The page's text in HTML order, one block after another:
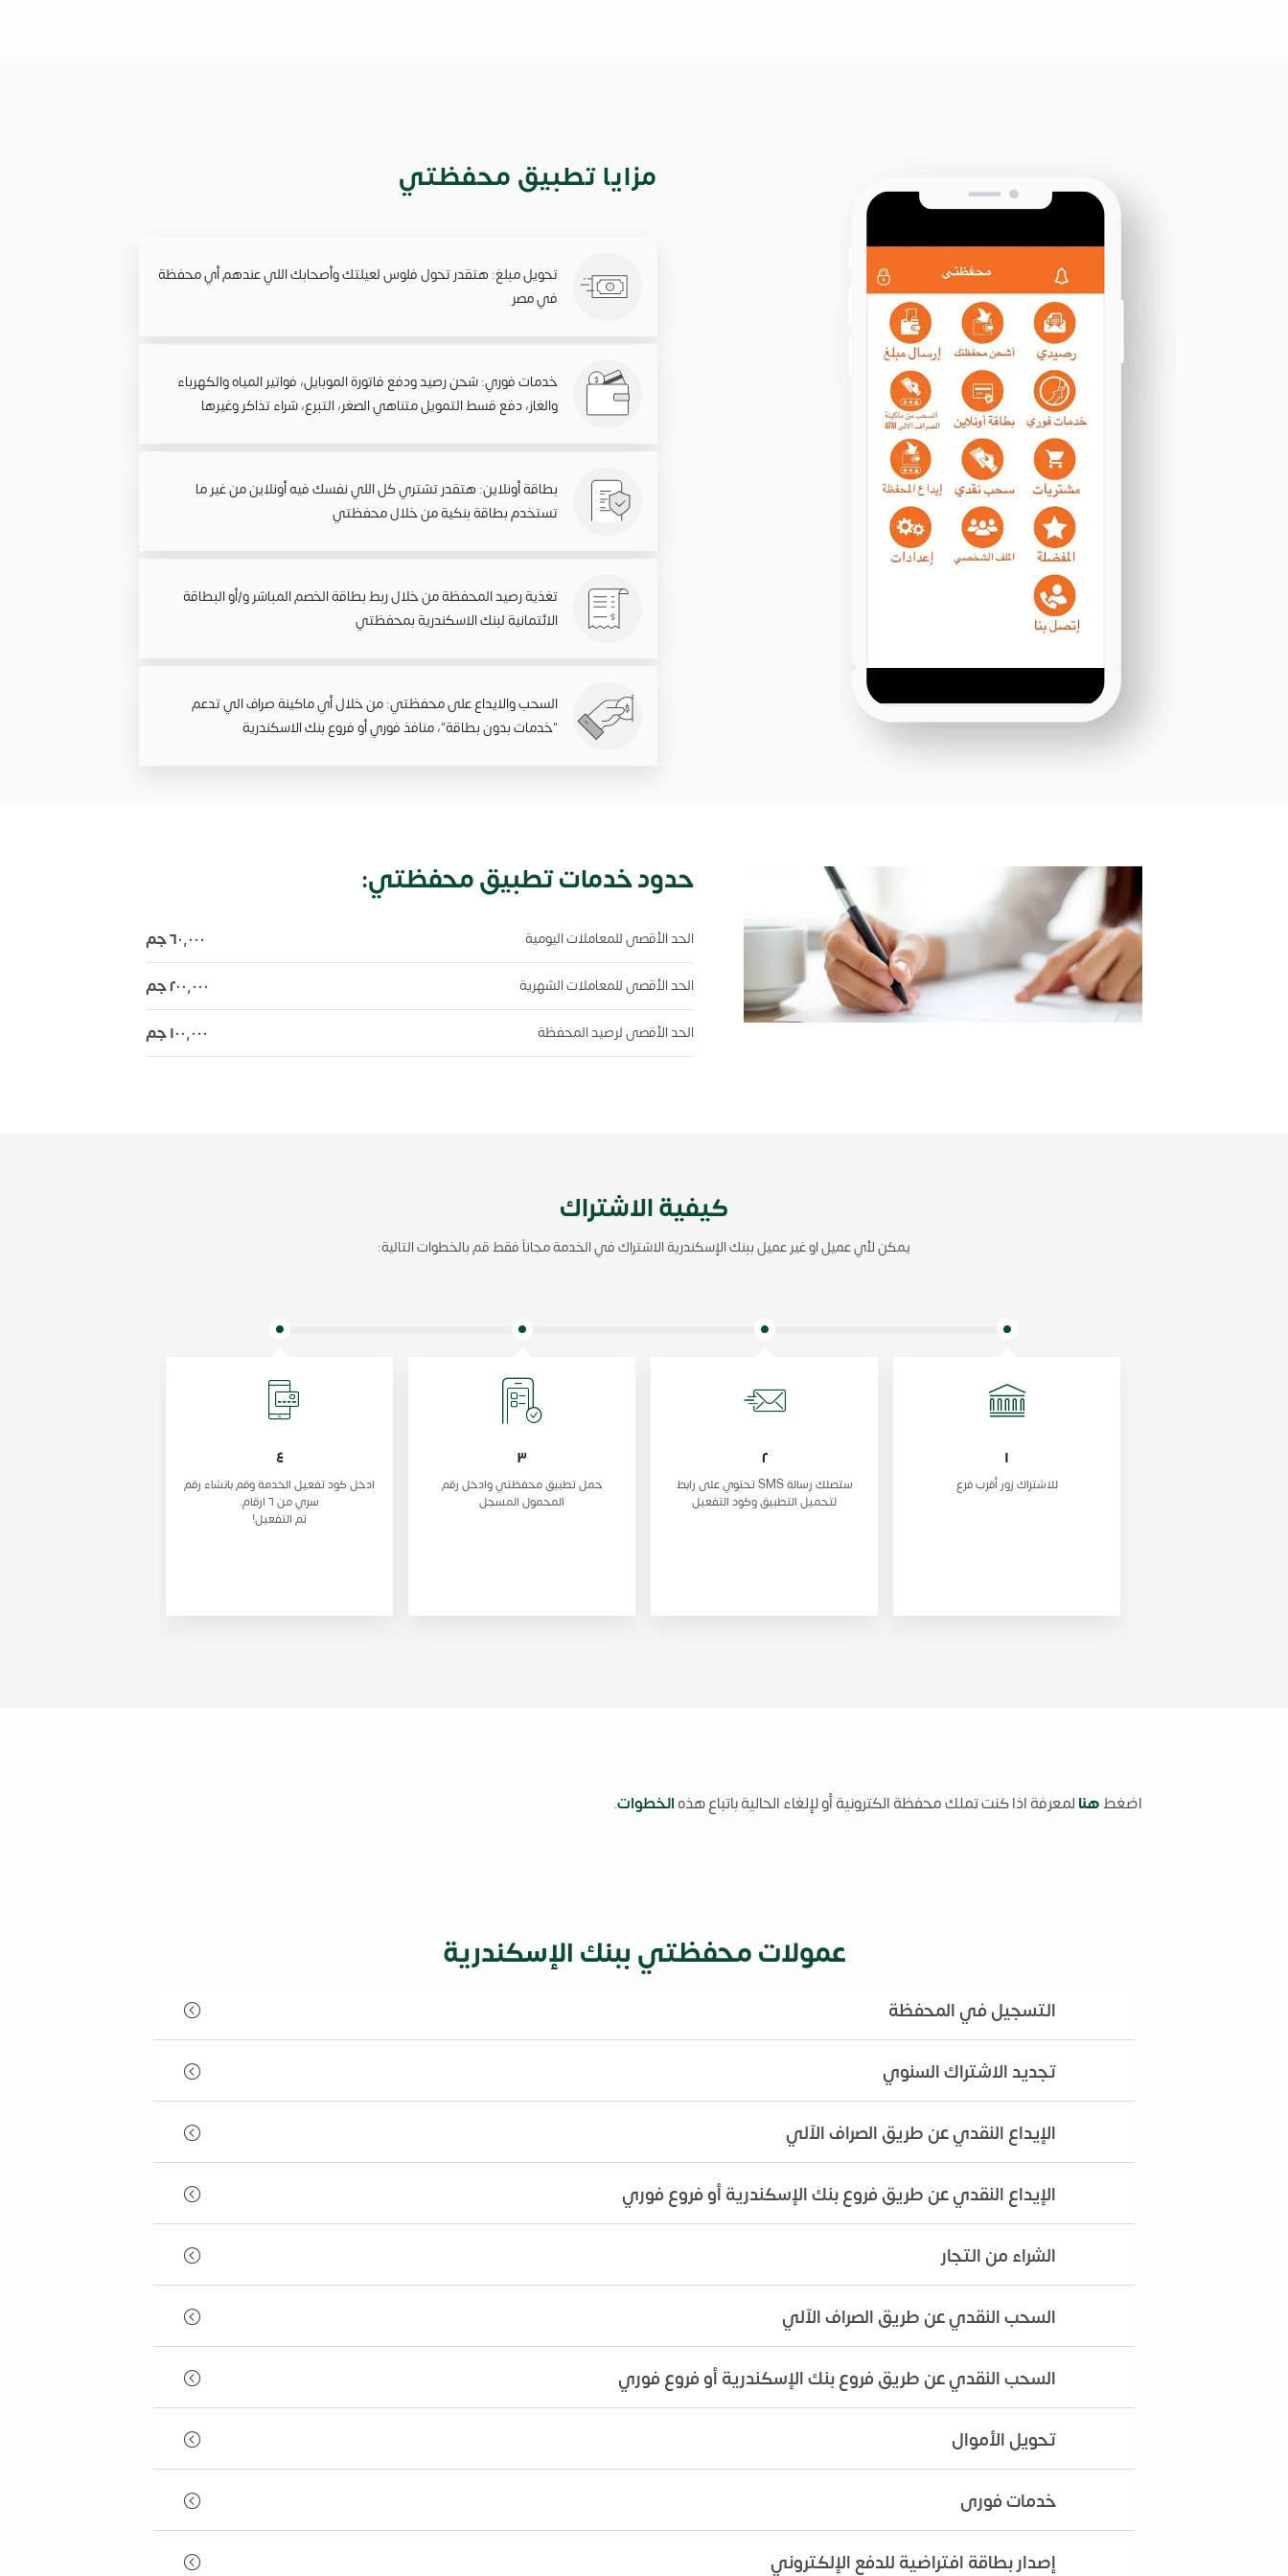
مزايا تطبيق محفظتي
تحويل مبلغ: هتقدر تحول فلوس لعيلتك وأصحابك اللي عندهم أي محفظة
في مصر
خدمات فوري: شحن رصيد ودفع فاتورة الموبايل، فواتير المياه والكهرباء
والغاز، دفع قسط التمويل متناهي الصغر، التبرع، شراء تذاكر وغيرها
بطاقة أونلاين: هتقدر تشتري كل اللي نفسك فيه أونلاين من غير ما
تستخدم بطاقة بنكية من خلال محفظتي
تغذية رصيد المحفظة من خلال ربط بطاقة الخصم المباشر و/أو البطاقة
الائتمانية لبنك الاسكندرية بمحفظتي
السحب والايداع على محفظتي: من خلال أي ماكينة صراف الي تدعم
"خدمات بدون بطاقة"، منافذ فوري أو فروع بنك الاسكندرية
حدود خدمات تطبيق محفظتي:
الحد الأقصى للمعاملات اليومية ٦٠,٠٠٠ جم
الحد الأقصى للمعاملات الشهرية ٢٠٠,٠٠٠ جم
الحد الأقصى لرصيد المحفظة ١٠٠,٠٠٠ جم
كيفية الاشتراك
يمكن لأي عميل او غير عميل ببنك الإسكندرية الاشتراك في الخدمة مجاناً فقط قم بالخطوات التالية:
١
للاشتراك زور أقرب فرع
٢
ستصلك رسالة SMS تحتوي على رابط
لتحميل التطبيق وكود التفعيل
٣
حمل تطبيق محفظتي وادخل رقم
المحمول المسجل
٤
ادخل كود تفعيل الخدمة وقم بانشاء رقم
سري من ٦ ارقام.
تم التفعيل!
اضغطهنالمعرفة اذا كنت تملك محفظة الكترونية أو لإلغاء الحالية باتباع هذهالخطوات.
عمولات محفظتي ببنك الإسكندرية
التسجيل في المحفظة
تجديد الاشتراك السنوي
الإيداع النقدي عن طريق الصراف الآلي
الإيداع النقدي عن طريق فروع بنك الإسكندرية أو فروع فوري
الشراء من التجار
السحب النقدي عن طريق الصراف الآلي
السحب النقدي عن طريق فروع بنك الإسكندرية أو فروع فوري
تحويل الأموال
خدمات فورى
إصدار بطاقة افتراضية للدفع الإلكتروني